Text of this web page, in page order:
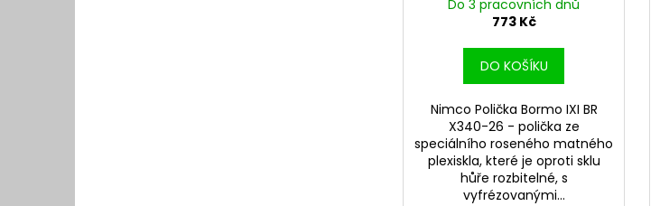
Do 3 pracovních dnů
773 Kč
DO KOŠÍKU
Nimco Polička Bormo IXI BR
X340-26 - polička ze
speciálního roseného matného
plexiskla, které je oproti sklu
hůře rozbitelné, s
vyfrézovanými...